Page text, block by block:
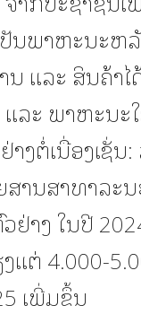
ປັນພາຫະນະຫ
ນ ແລະ ສິນຄ້າ
ແລະ ພາຫະນະ
ງຕໍ່ເນື່ອງເຊັ່ນ
ສານສາທາລະ
ຢ່າງ ໃນປີ
ແຕ່ 4.000-
ເພີ່ມຂຶ້ນ